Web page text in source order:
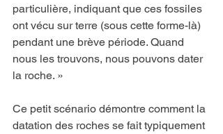
particulière, indiquant que ces fossiles
ont vécu sur terre (sous cette forme-là)
pendant une brève période. Quand
nous les trouvons, nous pouvons dater
la roche. »
Ce petit scénario démontre comment la
datation des roches se fait typiquement